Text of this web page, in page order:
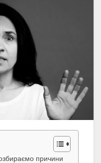
причини